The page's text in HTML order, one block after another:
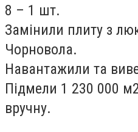
8 – 1 шт.
Замінили плиту з
Чорновола.
Навантажили та
Підмели 1 230 000 м2
вручну.